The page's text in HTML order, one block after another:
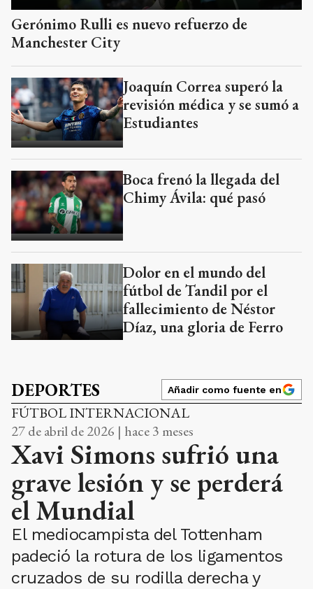
Gerónimo Rulli es nuevo refuerzo de
Manchester City
Joaquín Correa superó la
revisión médica y se sumó a
Estudiantes
Boca frenó la llegada del
Chimy Ávila: qué pasó
Dolor en el mundo del
fútbol de Tandil por el
fallecimiento de Néstor
Díaz, una gloria de Ferro
DEPORTES Añadir como fuente en
FÚTBOL INTERNACIONAL
27 de abril de 2026 | hace 3 meses
Xavi Simons sufrió una
grave lesión y se perderá
el Mundial
El mediocampista del Tottenham
padeció la rotura de los ligamentos
cruzados de su rodilla derecha y